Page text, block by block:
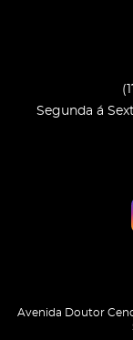
Segunda á
Avenida Doutor